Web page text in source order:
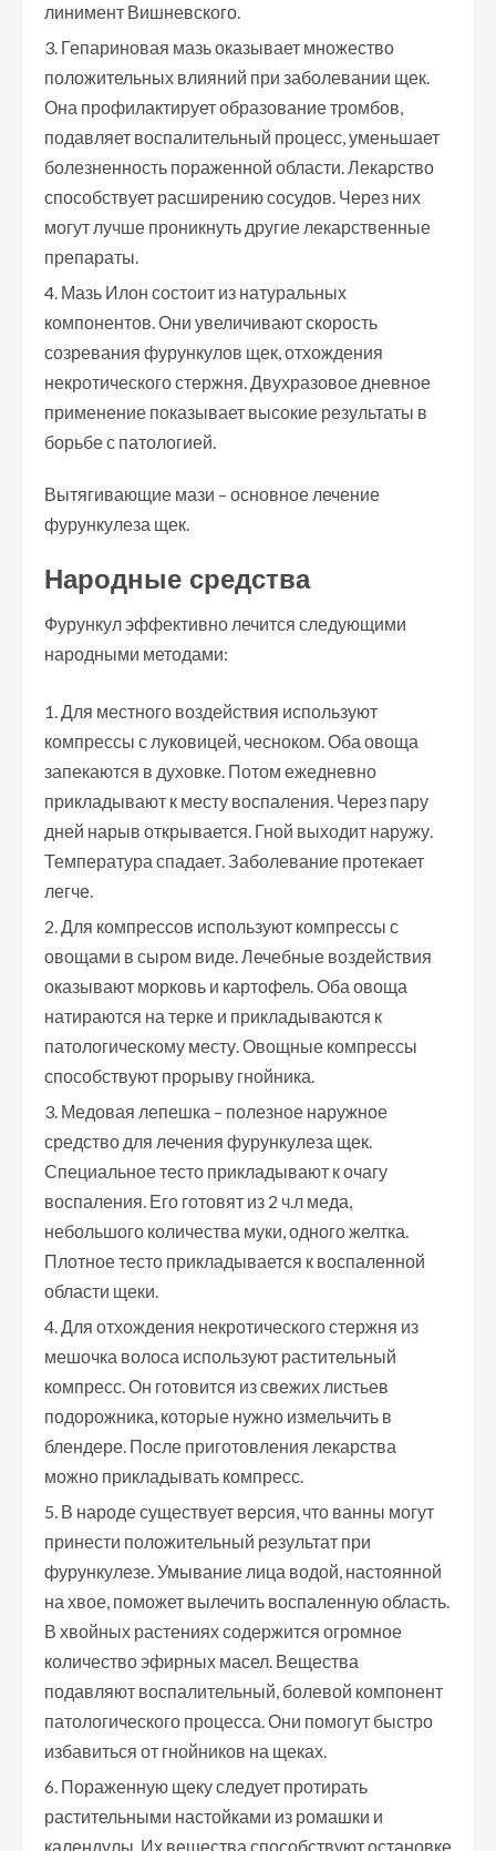
линимент Вишневского.
Гепариновая мазь оказывает множество
положительных влияний при заболевании щек.
Она профилактирует образование тромбов,
подавляет воспалительный процесс, уменьшает
болезненность пораженной области. Лекарство
способствует расширению сосудов. Через них
могут лучше проникнуть другие лекарственные
препараты.
Мазь Илон состоит из натуральных
компонентов. Они увеличивают скорость
созревания фурункулов щек, отхождения
некротического стержня. Двухразовое дневное
применение показывает высокие результаты в
борьбе с патологией.
Вытягивающие мази – основное лечение
фурункулеза щек.
Народные средства
Фурункул эффективно лечится следующими
народными методами:
Для местного воздействия используют
компрессы с луковицей, чесноком. Оба овоща
запекаются в духовке. Потом ежедневно
прикладывают к месту воспаления. Через пару
дней нарыв открывается. Гной выходит наружу.
Температура спадает. Заболевание протекает
легче.
Для компрессов используют компрессы с
овощами в сыром виде. Лечебные воздействия
оказывают морковь и картофель. Оба овоща
натираются на терке и прикладываются к
патологическому месту. Овощные компрессы
способствуют прорыву гнойника.
Медовая лепешка – полезное наружное
средство для лечения фурункулеза щек.
Специальное тесто прикладывают к очагу
воспаления. Его готовят из 2 ч.л меда,
небольшого количества муки, одного желтка.
Плотное тесто прикладывается к воспаленной
области щеки.
Для отхождения некротического стержня из
мешочка волоса используют растительный
компресс. Он готовится из свежих листьев
подорожника, которые нужно измельчить в
блендере. После приготовления лекарства
можно прикладывать компресс.
В народе существует версия, что ванны могут
принести положительный результат при
фурункулезе. Умывание лица водой, настоянной
на хвое, поможет вылечить воспаленную область.
В хвойных растениях содержится огромное
количество эфирных масел. Вещества
подавляют воспалительный, болевой компонент
патологического процесса. Они помогут быстро
избавиться от гнойников на щеках.
Пораженную щеку следует протирать
растительными настойками из ромашки и
календулы. Их вещества способствуют остановке